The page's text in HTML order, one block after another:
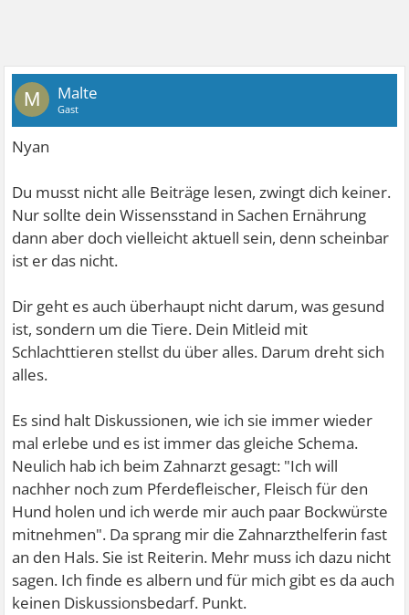
M Malte
Gast
Nyan
Du musst nicht alle Beiträge lesen, zwingt dich keiner.
Nur sollte dein Wissensstand in Sachen Ernährung
dann aber doch vielleicht aktuell sein, denn scheinbar
ist er das nicht.
Dir geht es auch überhaupt nicht darum, was gesund
ist, sondern um die Tiere. Dein Mitleid mit
Schlachttieren stellst du über alles. Darum dreht sich
alles.
Es sind halt Diskussionen, wie ich sie immer wieder
mal erlebe und es ist immer das gleiche Schema.
Neulich hab ich beim Zahnarzt gesagt: "Ich will
nachher noch zum Pferdefleischer, Fleisch für den
Hund holen und ich werde mir auch paar Bockwürste
mitnehmen". Da sprang mir die Zahnarzthelferin fast
an den Hals. Sie ist Reiterin. Mehr muss ich dazu nicht
sagen. Ich finde es albern und für mich gibt es da auch
keinen Diskussionsbedarf. Punkt.